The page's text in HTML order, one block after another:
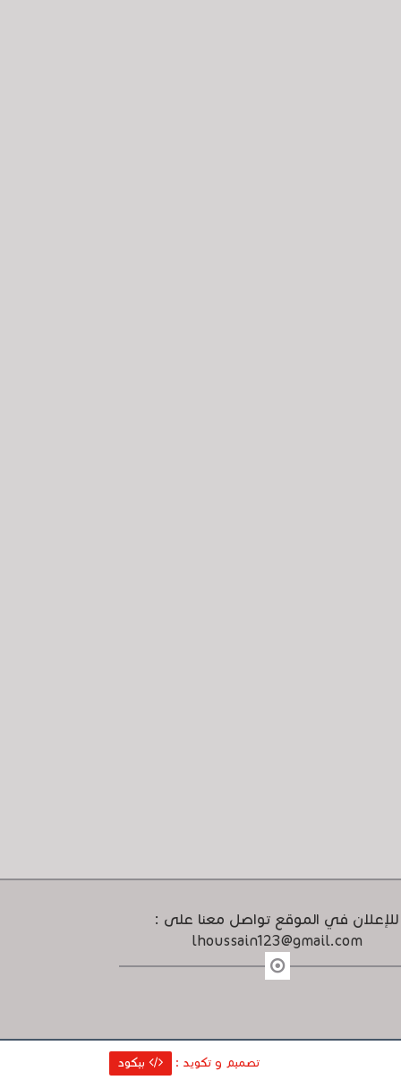
للإعلان في الموقع تواصل معنا على :
lhoussain123@gmail.com
تصميم و تكويد : بيكود